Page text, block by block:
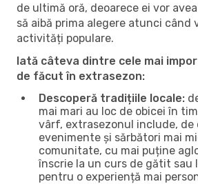
de ultimă oră, deoarece ei vor
să aibă prima alegere atunci când
activități populare.
Iată câteva dintre cele mai
de făcut în extrasezon:
Descoperă tradițiile locale:
mai mari au loc de obicei în
vârf, extrasezonul include, de
evenimente și sărbători mai
comunitate, cu mai puține
înscrie la un curs de gătit sau
pentru o experiență mai